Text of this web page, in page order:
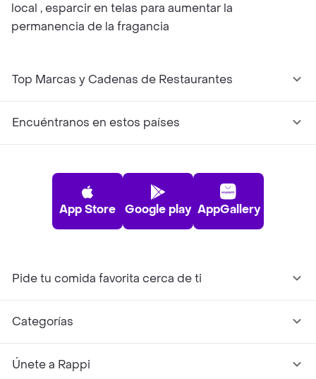
local , esparcir en telas para aumentar la
permanencia de la fragancia
Top Marcas y Cadenas de Restaurantes
Encuéntranos en estos países
App Store Google play AppGallery
Pide tu comida favorita cerca de ti
Categorías
Únete a Rappi